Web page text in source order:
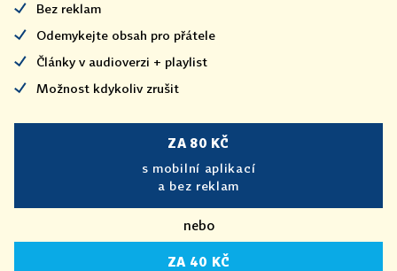
Bez reklam
Odemykejte obsah pro přátele
Články v audioverzi + playlist
Možnost kdykoliv zrušit
ZA 80 KČ
s mobilní aplikací
a bez reklam
nebo
ZA 40 KČ